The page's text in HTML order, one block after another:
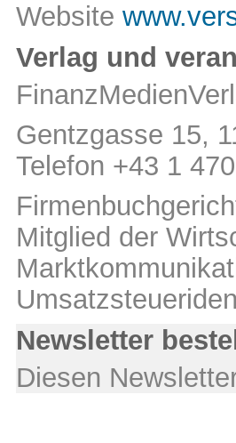
Website
Verlag und
Gentzgasse 15,
Telefon +43 1
Mitglied der
Newsletter
Diesen